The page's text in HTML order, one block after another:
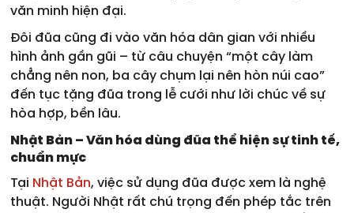
văn minh hiện đại.
Đôi đũa cũng đi vào văn hóa dân gian với nhiều
hình ảnh gần gũi – từ câu chuyện “một cây làm
chẳng nên non, ba cây chụm lại nên hòn núi cao”
đến tục tặng đũa trong lễ cưới như lời chúc về sự
hòa hợp, bền lâu.
Nhật Bản – Văn hóa dùng đũa thể hiện sự tinh tế,
chuẩn mực
Tại Nhật Bản, việc sử dụng đũa được xem là nghệ
thuật. Người Nhật rất chú trọng đến phép tắc trên